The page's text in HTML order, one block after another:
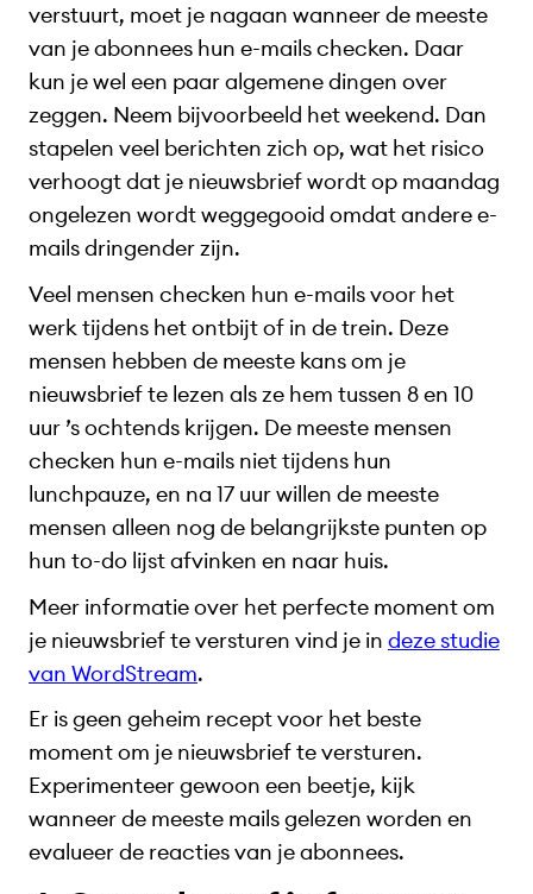
verstuurt, moet je nagaan wanneer de meeste
van je abonnees hun e-mails checken. Daar
kun je wel een paar algemene dingen over
zeggen. Neem bijvoorbeeld het weekend. Dan
stapelen veel berichten zich op, wat het risico
verhoogt dat je nieuwsbrief wordt op maandag
ongelezen wordt weggegooid omdat andere e-
mails dringender zijn.
Veel mensen checken hun e-mails voor het
werk tijdens het ontbijt of in de trein. Deze
mensen hebben de meeste kans om je
nieuwsbrief te lezen als ze hem tussen 8 en 10
uur ’s ochtends krijgen. De meeste mensen
checken hun e-mails niet tijdens hun
lunchpauze, en na 17 uur willen de meeste
mensen alleen nog de belangrijkste punten op
hun to-do lijst afvinken en naar huis.
Meer informatie over het perfecte moment om
je nieuwsbrief te versturen vind je in deze studie
van WordStream.
Er is geen geheim recept voor het beste
moment om je nieuwsbrief te versturen.
Experimenteer gewoon een beetje, kijk
wanneer de meeste mails gelezen worden en
evalueer de reacties van je abonnees.